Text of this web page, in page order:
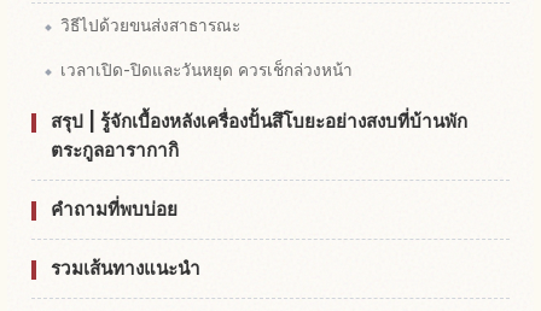
วิธีไปด้วยขนส่งสาธารณะ
เวลาเปิด-ปิดและวันหยุด ควรเช็กล่วงหน้า
สรุป | รู้จักเบื้องหลังเครื่องปั้นสึโบยะอย่างสงบที่บ้านพัก
ตระกูลอารากากิ
คำถามที่พบบ่อย
รวมเส้นทางแนะนำ